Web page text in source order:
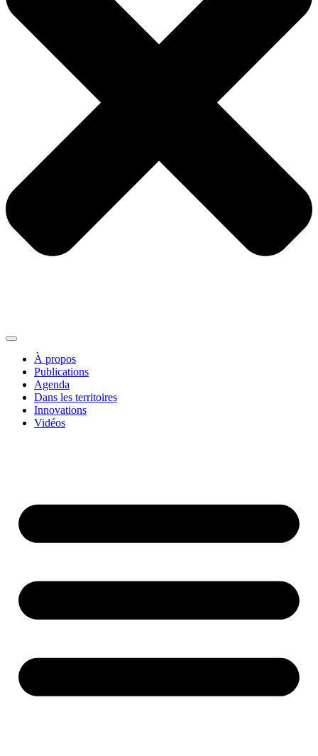
À propos
Publications
Agenda
Dans les territoires
Innovations
Vidéos